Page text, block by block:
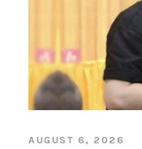
AUGUST 6, 2026